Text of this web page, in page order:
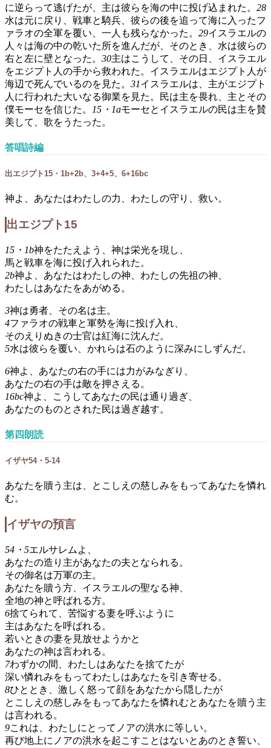
に逆らって逃げたが、主は彼らを海の中に投げ込まれた。 28
水は元に戻り、戦車と騎兵、彼らの後を追って海に入ったフ
ァラオの全軍を覆い、一人も残らなかった。 29イスラエルの
人々は海の中の乾いた所を進んだが、そのとき、水は彼らの
右と左に壁となった。 30主はこうして、その日、イスラエル
をエジプト人の手から救われた。イスラエルはエジプト人が
海辺で死んでいるのを見た。 31イスラエルは、主がエジプト
人に行われた大いなる御業を見た。民は主を畏れ、主とその
僕モーセを信じた。
15・1aモーセとイスラエルの民は主を賛
美して、歌をうたった。
答唱詩編
出エジプト15・1b+2b、3+4+5、6+16bc
神よ、あなたはわたしの力、わたしの守り、救い。
出エジプト15
15・1b神をたたえよう、神は栄光を現し、
馬と戦車を海に投げ入れられた。
2b神よ、あなたはわたしの神、わたしの先祖の神、
わたしはあなたをあがめる。
3神は勇者、その名は主。
4ファラオの戦車と軍勢を海に投げ入れ、
そのえりぬきの士官は紅海に沈んだ。
5水は彼らを覆い、かれらは石のように深みにしずんだ。
6神よ、あなたの右の手には力がみなぎり、
あなたの右の手は敵を押さえる。
16bc神よ、こうしてあなたの民は通り過ぎ、
あなたのものとされた民は過ぎ越す。
第四朗読
イザヤ54・5-14
あなたを贖う主は、とこしえの慈しみをもってあなたを憐れ
む。
イザヤの預言
54・5エルサレムよ、
あなたの造り主があなたの夫となられる。
その御名は万軍の主。
あなたを贖う方、イスラエルの聖なる神、
全地の神と呼ばれる方。
6捨てられて、苦悩する妻を呼ぶように
主はあなたを呼ばれる。
若いときの妻を見放せようかと
あなたの神は言われる。
7わずかの間、わたしはあなたを捨てたが
深い憐れみをもってわたしはあなたを引き寄せる。
8ひととき、激しく怒って顔をあなたから隠したが
とこしえの慈しみをもってあなたを憐れむとあなたを贖う主
は言われる。
9これは、わたしにとってノアの洪水に等しい。
再び地上にノアの洪水を起こすことはないとあのとき誓い、